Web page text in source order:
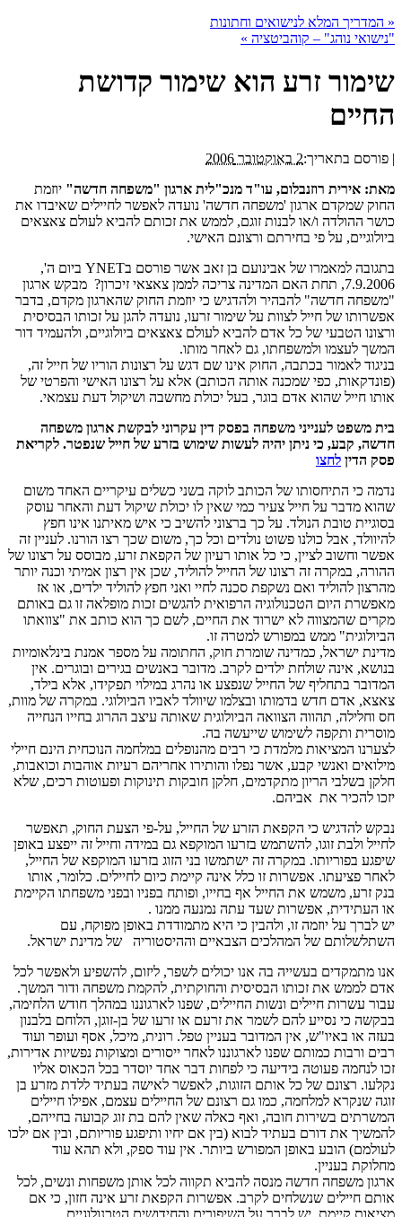
« המדריך המלא לנישואים וחתונות
"נישואי נוהג" – קוהביטציה »
שימור זרע הוא שימור קדושת
החיים
| פורסם בתאריך:2 באוקטובר 2006
מאת: אירית רוזנבלום, עו"ד מנכ"לית ארגון "משפחה חדשה" יוזמת
החוק שמקדם ארגון 'משפחה חדשה' נועדה לאפשר לחיילים שאיבדו את
כושר ההולדה ו/או לבנות זוגם, לממש את זכותם להביא לעולם צאצאים
ביולוגיים, על פי בחירתם ורצונם האישי.
בתגובה למאמרו של אבינועם בן זאב אשר פורסם בYNET ביום ה',
7.9.2006, תחת האם המדינה צריכה לממן צאצאי זיכרון? מבקש ארגון
"משפחה חדשה" להבהיר ולהדגיש כי יוזמת החוק שהארגון מקדם, בדבר
אפשרותו של חייל לצוות על שימור זרעו, נועדה להגן על זכותו הבסיסית
ורצונו הטבעי של כל אדם להביא לעולם צאצאים ביולוגיים, ולהעמיד דור
המשך לעצמו ולמשפחתו, גם לאחר מותו.
בניגוד לאמור בכתבה, החוק אינו שם דגש על רצונות הוריו של חייל זה,
(פונדקאות, כפי שמכנה אותה הכותב) אלא על רצונו האישי והפרטי של
אותו חייל שהוא אדם בוגר, בעל יכולת מחשבה ושיקול דעת עצמאי.
בית משפט לענייני משפחה בפסק דין עקרוני לבקשת ארגון משפחה
חדשה, קבע, כי ניתן יהיה לעשות שימוש בזרע של חייל שנפטר. לקריאת
פסק הדין לחצו
נדמה כי התיחסותו של הכותב לוקה בשני כשלים עיקריים האחד משום
שהוא מדבר על חייל צעיר כמי שאין לו יכולת שיקול דעת והאחר עוסק
בסוגיית טובת הנולד. על כך ברצוני להשיב כי איש מאיתנו אינו חפץ
להיוולד, אבל כולנו פשוט נולדים וכל כך, משום שכך רצו הורנו. לעניין זה
אפשר וחשוב לציין, כי כל אותו רעיון של הקפאת זרע, מבוסס על רצונו של
ההורה, במקרה זה רצונו של החייל להוליד, שכן אין רצון אמיתי וכנה יותר
מהרצון להוליד ואם נשקפת סכנה לחיי ואני חפץ להוליד ילדים, או אז
מאפשרת היום הטכנולוגיה הרפואית להגשים זכות מופלאה זו גם באותם
מקרים שהמצווה לא ישרוד את החיים, לשם כך הוא כותב את "צוואתו
הביולוגית" ממש במפורש למטרה זו.
מדינת ישראל, כמדינה שומרת חוק, החתומה על מספר אמנת בינלאומיות
בנושא, אינה שולחת ילדים לקרב. מדובר באנשים בגירים ובוגרים. אין
המדובר בתחליף של החייל שנפצע או נהרג במילוי תפקידו, אלא בילד,
צאצא, אדם חדש בדמותו ובצלמו שיוולד לאביו הביולוגי. במקרה של מוות,
חס וחלילה, תהווה הצוואה הביולוגית שאותה עיצב ההרוג בחייו הנחייה
מוסרית ותקפה לשימוש שייעשה בה.
לצערנו המציאות מלמדת כי רבים מהנופלים במלחמה הנוכחית הינם חיילי
מילואים ואנשי קבע, אשר נפלו והותירו אחריהם רעיות אוהבות וכואבות,
חלקן בשלבי הריון מתקדמים, חלקן חובקות תינוקות ופעוטות רכים, שלא
יזכו להכיר את אביהם.
נבקש להדגיש כי הקפאת הזרע של החייל, על-פי הצעת החוק, תאפשר
לחייל ולבת זוגו, להשתמש בזרעו המוקפא גם במידה וחייל זה ייפצע באופן
שיפגע בפוריותו. במקרה זה ישתמשו בני הזוג בזרעו המוקפא של החייל,
לאחר פציעתו. אפשרות זו כלל אינה קיימת כיום לחיילים. כלומר, אותו
בנק זרע, משמש את החייל אף בחייו, ופותח בפניו ובפני משפחתו הקיימת
או העתידית, אפשרות שעד עתה נמנעה ממנו .
יש לברך על יוזמה זו, ולהבין כי היא מתמודדת באופן מפוקח, עם
השתלשלותם של המהלכים הצבאיים וההיסטוריה של מדינת ישראל.
אנו מתמקדים בעשייה בה אנו יכולים לשפר, ליזום, להשפיע ולאפשר לכל
אדם לממש את זכותו הבסיסית והחוקתית, להקמת משפחה ודור המשך.
עבור עשרות חיילים ונשות החיילים, שפנו לארגוננו במהלך חודש הלחימה,
בבקשה כי נסייע להם לשמר את זרעם או זרעו של בן-זוגן, הלוחם בלבנון
בעזה או באיו"ש, אין המדובר בעניין טפל. רונית, מיכל, אסף ועופר ועוד
רבים ורבות כמותם שפנו לארגוננו לאחר ייסורים ומצוקות נפשיות אדירות,
זכו לנחמה פעוטה בידיעה כי לפחות דבר אחד יוסדר בכל הכאוס אליו
נקלעו. רצונם של כל אותם הזוגות, לאפשר לאישה בעתיד ללדת מזרע בן
זוגה שנקרא למלחמה, כמו גם רצונם של החיילים עצמם, אפילו חיילים
המשרתים בשירות חובה, ואף כאלה שאין להם בת זוג קבועה בחייהם,
להמשיך את דורם בעתיד לבוא (בין אם יחיו ותיפגע פוריותם, ובין אם ילכו
לעולמם) הובע באופן המפורש ביותר. אין עוד ספק, ולא תהא עוד
מחלוקת בעניין.
ארגון משפחה חדשה מנסה להביא תקווה לכל אותן משפחות ונשים, לכל
אותם חיילים שנשלחים לקרב. אפשרות הקפאת זרע אינה חזון, כי אם